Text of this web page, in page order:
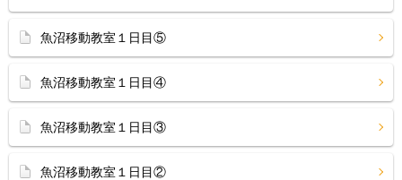
魚沼移動教室１日目⑤
魚沼移動教室１日目④
魚沼移動教室１日目③
魚沼移動教室１日目②